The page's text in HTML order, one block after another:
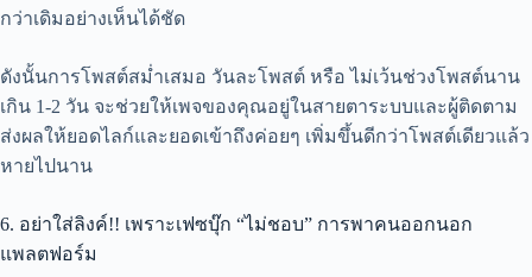
กว่าเดิมอย่างเห็นได้ชัด
ดังนั้นการโพสต์สม่ำเสมอ วันละโพสต์ หรือ ไม่เว้นช่วงโพสต์นาน
เกิน 1-2 วัน จะช่วยให้เพจของคุณอยู่ในสายตาระบบและผู้ติดตาม
ส่งผลให้ยอดไลก์และยอดเข้าถึงค่อยๆ เพิ่มขึ้นดีกว่าโพสต์เดียวแล้ว
หายไปนาน
6. อย่าใส่ลิงค์!! เพราะเฟซบุ๊ก “ไม่ชอบ” การพาคนออกนอก
แพลตฟอร์ม